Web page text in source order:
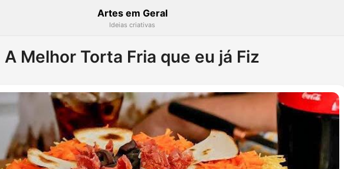
Artes em Geral
Ideias criativas
A Melhor Torta Fria que eu já Fiz